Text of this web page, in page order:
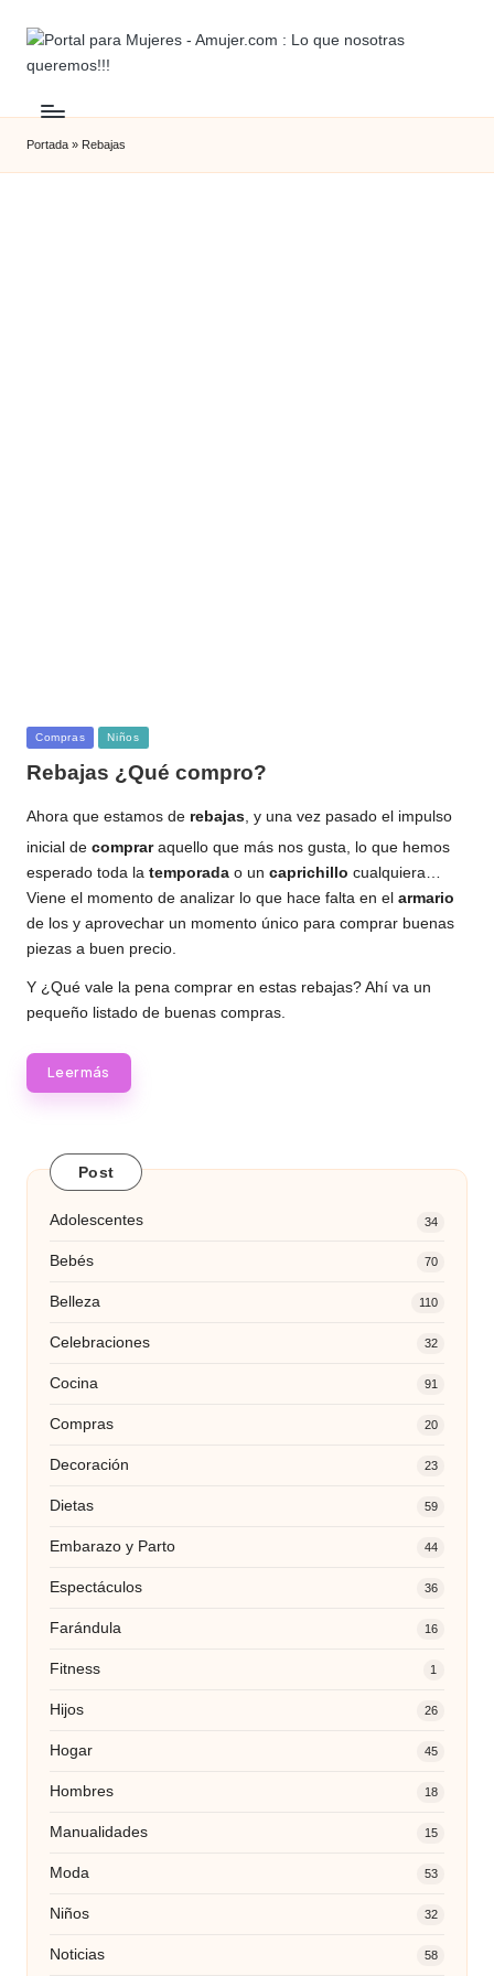
Portada » Rebajas
Publicada
Compras Niños
Rebajas ¿Qué compro?
Ahora que estamos de rebajas , y una vez pasado el impulso
inicial de compraraquello que más nos gusta, lo que hemos
esperado toda la temporada o un caprichillo cualquiera…
Viene el momento de analizar lo que hace falta en el armario
de los y aprovechar un momento único para comprar buenas
piezas a buen precio.
Y ¿Qué vale la pena comprar en estas rebajas? Ahí va un
pequeño listado de buenas compras.
Leer más
Post
Adolescentes 34
Bebés 70
Belleza 110
Celebraciones 32
Cocina 91
Compras 20
Decoración 23
Dietas 59
Embarazo y Parto 44
Espectáculos 36
Farándula 16
Fitness 1
Hijos 26
Hogar 45
Hombres 18
Manualidades 15
Moda 53
Niños 32
Noticias 58